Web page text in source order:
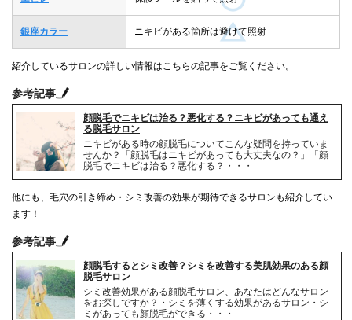
銀座カラー ニキビがある箇所は避けて照射
紹介しているサロンの詳しい情報はこちらの記事をご覧ください。
参考記事
顔脱毛でニキビは治る？悪化する？ニキビがあっても通え
る脱毛サロン
ニキビがある時の顔脱毛についてこんな疑問を持っていま
せんか？「顔脱毛はニキビがあっても大丈夫なの？」「顔
脱毛でニキビは治る？悪化する？・・・
他にも、毛穴の引き締め・シミ改善の効果が期待できるサロンも紹介してい
ます！
参考記事
顔脱毛するとシミ改善？シミを改善する美肌効果のある顔
脱毛サロン
シミ改善効果がある顔脱毛サロン、あなたはどんなサロン
をお探しですか？・シミを薄くする効果があるサロン・シ
ミがあっても顔脱毛ができる・・・